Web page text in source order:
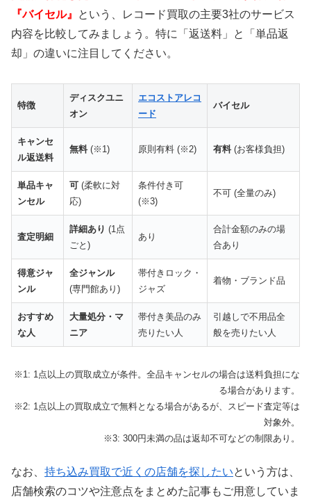
⚖️ JUSTY：石川県発の信頼コンサルティング
石川県金沢市 泉2丁目 本社
レアアイテム・限定盤を
高額査定
📞 TEL 076-213-5334 で直接相談
🎵
邦楽ロック・オルタナ系を 専門強化中
橋本宜則代表による質の高いコンサルティング型買
取。レアな邦楽ロックやインディーズ盤に強く、他
店で断られた希少盤も適正評価。
JUSTYで詳細を確認
『バイセル』
という、レコード買取の主要3社のサービス
内容を比較してみましょう。特に「返送料」と「単品返
却」の違いに注目してください。
特徴
ディスクユニ
オン
エコストアレコ
ード
バイセル
キャンセ
ル返送料
無料(※1) 原則有料 (※2) 有料(お客様負担)
単品キャ
ンセル
可 (柔軟に対
応)
条件付き可
(※3)
不可 (全量のみ)
査定明細
詳細あり (1点
ごと)
あり
合計金額のみの場
合あり
得意ジャ
ンル
全ジャンル
(専門館あり)
帯付きロック・
ジャズ
着物・ブランド品
おすすめ
な人
大量処分・マ
ニア
帯付き美品のみ
売りたい人
引越しで不用品全
般を売りたい人
※1: 1点以上の買取成立が条件。全品キャンセルの場合は送料負担にな
る場合があります。
※2: 1点以上の買取成立で無料となる場合があるが、スピード査定等は
対象外。
※3: 300円未満の品は返却不可などの制限あり。
なお、 持ち込み買取で近くの店舗を探したいという方は、
店舗検索のコツや注意点をまとめた記事もご用意していま